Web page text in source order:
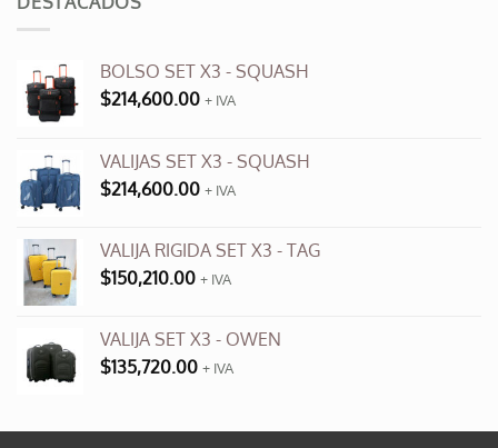
BOLSO SET X3 - SQUASH
$214,600.00 + IVA
VALIJAS SET X3 - SQUASH
$214,600.00 + IVA
VALIJA RIGIDA SET X3 - TAG
$150,210.00 + IVA
VALIJA SET X3 - OWEN
$135,720.00 + IVA